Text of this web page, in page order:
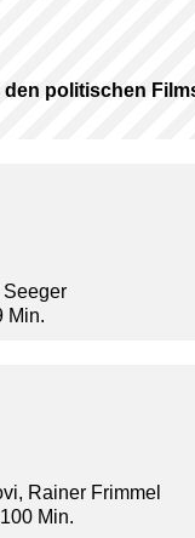
politischen
Seeger
Min.
Rainer Frimmel
Min.